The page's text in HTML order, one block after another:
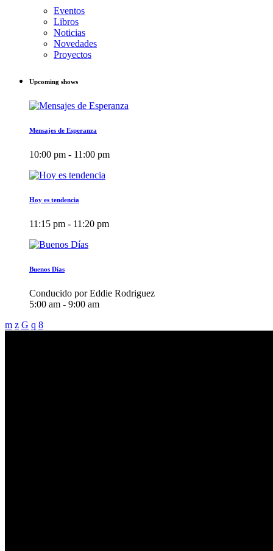
Eventos
Libros
Noticias
Novedades
Proyectos
Upcoming shows
Mensajes de Esperanza
10:00 pm - 11:00 pm
Hoy es tendencia
11:15 pm - 11:20 pm
Buenos Días
Conducido por Eddie Rodriguez
5:00 am - 9:00 am